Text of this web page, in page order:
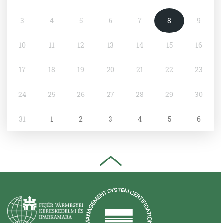
3 4 5 6 7 8 9
10 11 12 13 14 15 16
17 18 19 20 21 22 23
24 25 26 27 28 29 30
31 1 2 3 4 5 6